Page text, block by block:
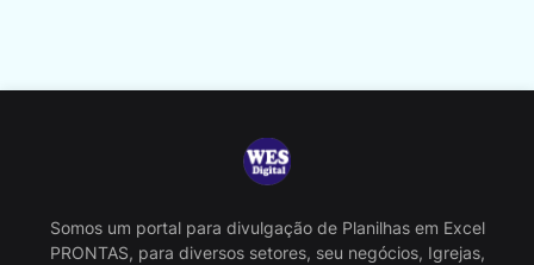
Somos um portal para divulgação de Planilhas em Excel
PRONTAS, para diversos setores, seu negócios, Igrejas,